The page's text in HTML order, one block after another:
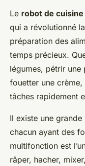
Le robot de cuisine
qui a révolutionné
préparation des
temps précieux.
légumes, pétrir une
fouetter une
tâches rapidement
Il existe une
chacun ayant des
multifonction est
râper, hacher,